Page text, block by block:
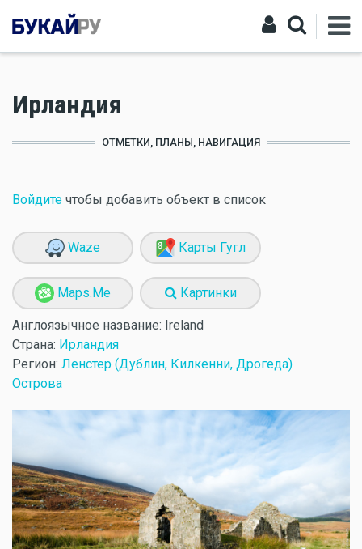
Ирландия
ОТМЕТКИ, ПЛАНЫ, НАВИГАЦИЯ
Войдите чтобы добавить объект в список
Waze Карты Гугл
Maps.Me Картинки
Англоязычное название: Ireland
Страна: Ирландия
Регион: Ленстер (Дублин, Килкенни, Дрогеда)
Острова